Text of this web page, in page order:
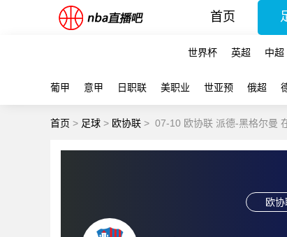
首页
世界杯 英超 中超
葡甲 意甲 日职联 美职业 世亚预 俄超
首页 > 足球 > 欧协联 > 07-10 欧协联 派德-黑格尔曼
欧